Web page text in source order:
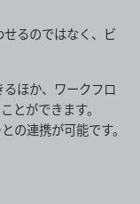
るのではなく、ビ
ほか、ワークフロ
とができます。
の連携が可能です。